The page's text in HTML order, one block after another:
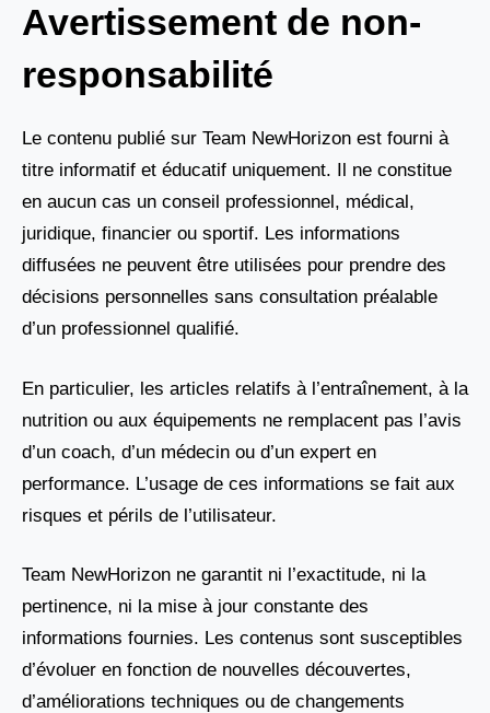
Avertissement de non-
responsabilité
Le contenu publié sur Team NewHorizon est fourni à
titre informatif et éducatif uniquement. Il ne constitue
en aucun cas un conseil professionnel, médical,
juridique, financier ou sportif. Les informations
diffusées ne peuvent être utilisées pour prendre des
décisions personnelles sans consultation préalable
d’un professionnel qualifié.
En particulier, les articles relatifs à l’entraînement, à la
nutrition ou aux équipements ne remplacent pas l’avis
d’un coach, d’un médecin ou d’un expert en
performance. L’usage de ces informations se fait aux
risques et périls de l’utilisateur.
Team NewHorizon ne garantit ni l’exactitude, ni la
pertinence, ni la mise à jour constante des
informations fournies. Les contenus sont susceptibles
d’évoluer en fonction de nouvelles découvertes,
d’améliorations techniques ou de changements